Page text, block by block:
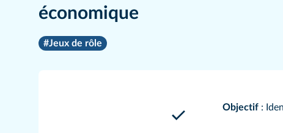
économique
#Jeux de rôle
Objectif: